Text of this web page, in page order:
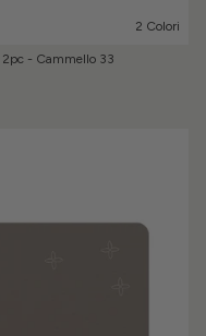
2 Colori
- Cammello 33